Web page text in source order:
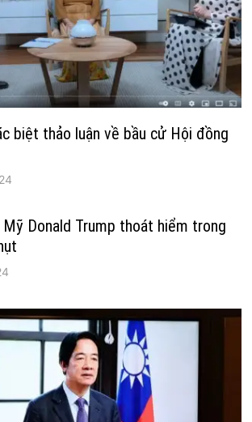
biệt thảo luận về bầu cử Hội đồng
Donald Trump thoát hiểm trong